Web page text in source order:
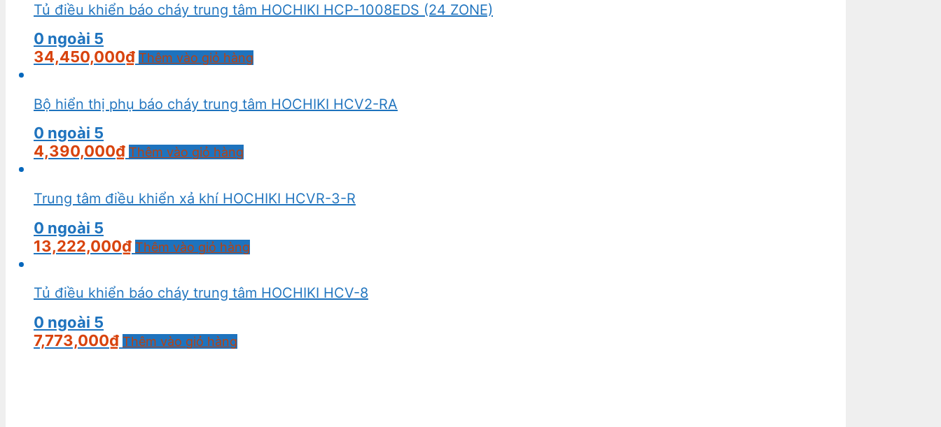
Tủ điều khiển báo cháy trung tâm HOCHIKI HCP-1008EDS (24 ZONE)
0 ngoài 5
34,450,000₫ Thêm vào giỏ hàng
Bộ hiển thị phụ báo cháy trung tâm HOCHIKI HCV2-RA
0 ngoài 5
4,390,000₫ Thêm vào giỏ hàng
Trung tâm điều khiển xả khí HOCHIKI HCVR-3-R
0 ngoài 5
13,222,000₫ Thêm vào giỏ hàng
Tủ điều khiển báo cháy trung tâm HOCHIKI HCV-8
0 ngoài 5
7,773,000₫ Thêm vào giỏ hàng